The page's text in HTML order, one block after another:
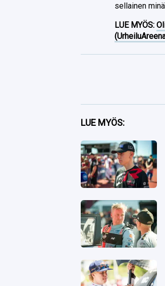
sellainen
LUE MYÖS:
Facebook
Twitter
Whatsapp
LUE MYÖS: